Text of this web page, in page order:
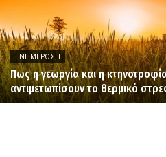
ΕΝΗΜΈΡΩΣΗ
Πως η γεωργία και η
αντιμετωπίσουν το θερμικό